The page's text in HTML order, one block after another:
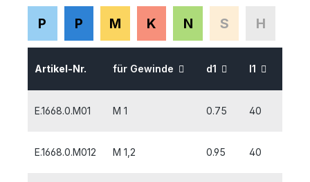
P P M K N S H
Artikel-Nr. für Gewinde d1 l1
E.1668.0.M01 M 1 0.75 40
E.1668.0.M012 M 1,2 0.95 40